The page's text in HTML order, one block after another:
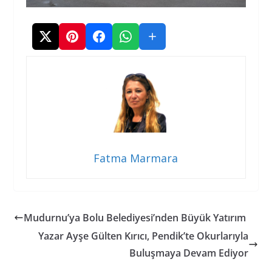
Fatma Marmara
Mudurnu’ya Bolu Belediyesi’nden Büyük Yatırım
Yazar Ayşe Gülten Kırıcı, Pendik’te Okurlarıyla
Buluşmaya Devam Ediyor